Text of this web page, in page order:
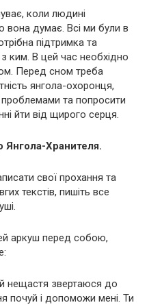
коли людині
думає. Всі ми були в
підтримка та
ким. В цей час необхідно
Перед сном треба
янгола-охоронця,
проблемами та попросити
йти від щирого серця.
Янгола-Хранителя.
свої прохання та
текстів, пишіть все
аркуш перед собою,
нещастя звертаюся до
почуй і допоможи мені. Ти